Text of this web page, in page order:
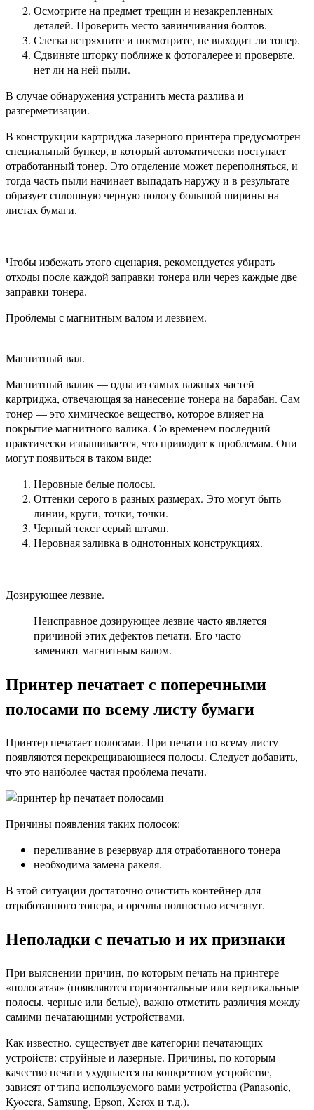
Осмотрите на предмет трещин и незакрепленных
деталей. Проверить место завинчивания болтов.
Слегка встряхните и посмотрите, не выходит ли тонер.
Сдвиньте шторку поближе к фотогалерее и проверьте,
нет ли на ней пыли.
В случае обнаружения устранить места разлива и
разгерметизации.
В конструкции картриджа лазерного принтера предусмотрен
специальный бункер, в который автоматически поступает
отработанный тонер. Это отделение может переполняться, и
тогда часть пыли начинает выпадать наружу и в результате
образует сплошную черную полосу большой ширины на
листах бумаги.
Чтобы избежать этого сценария, рекомендуется убирать
отходы после каждой заправки тонера или через каждые две
заправки тонера.
Проблемы с магнитным валом и лезвием.
Магнитный вал.
Магнитный валик — одна из самых важных частей
картриджа, отвечающая за нанесение тонера на барабан. Сам
тонер — это химическое вещество, которое влияет на
покрытие магнитного валика. Со временем последний
практически изнашивается, что приводит к проблемам. Они
могут появиться в таком виде:
Неровные белые полосы.
Оттенки серого в разных размерах. Это могут быть
линии, круги, точки, точки.
Черный текст серый штамп.
Неровная заливка в однотонных конструкциях.
Дозирующее лезвие.
Неисправное дозирующее лезвие часто является
причиной этих дефектов печати. Его часто
заменяют магнитным валом.
Принтер печатает с поперечными
полосами по всему листу бумаги
Принтер печатает полосами. При печати по всему листу
появляются перекрещивающиеся полосы. Следует добавить,
что это наиболее частая проблема печати.
Причины появления таких полосок:
переливание в резервуар для отработанного тонера
необходима замена ракеля.
В этой ситуации достаточно очистить контейнер для
отработанного тонера, и ореолы полностью исчезнут.
Неполадки с печатью и их признаки
При выяснении причин, по которым печать на принтере
«полосатая» (появляются горизонтальные или вертикальные
полосы, черные или белые), важно отметить различия между
самими печатающими устройствами.
Как известно, существует две категории печатающих
устройств: струйные и лазерные. Причины, по которым
качество печати ухудшается на конкретном устройстве,
зависят от типа используемого вами устройства (Panasonic,
Kyocera, Samsung, Epson, Xerox и т.д.).